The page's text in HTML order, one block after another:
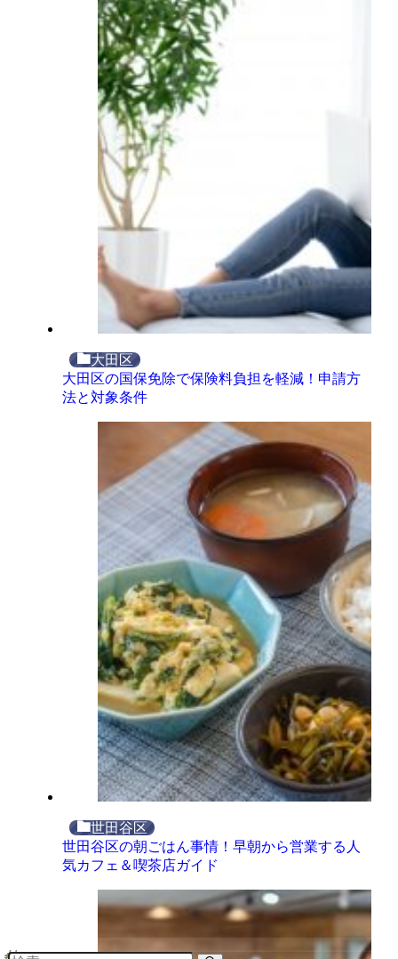
大田区
大田区の国保免除で保険料負担を軽減！申請方
法と対象条件
世田谷区
世田谷区の朝ごはん事情！早朝から営業する人
気カフェ＆喫茶店ガイド